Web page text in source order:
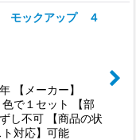
モックアップ ４
【メーカー】
で１セット 【部
不可 【商品の状
対応】可能